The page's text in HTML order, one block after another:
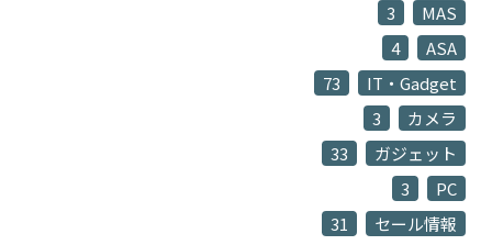
MAS
3
ASA
4
IT・Gadget
73
カメラ
3
ガジェット
33
PC
3
セール情報
31